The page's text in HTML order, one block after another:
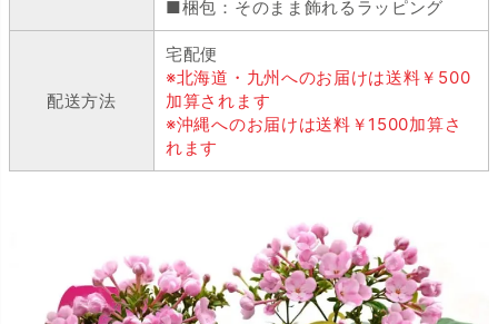
■梱包：そのまま飾れるラッピング
配送方法
宅配便
※北海道・九州へのお届けは送料￥500
加算されます
※沖縄へのお届けは送料￥1500加算さ
れます